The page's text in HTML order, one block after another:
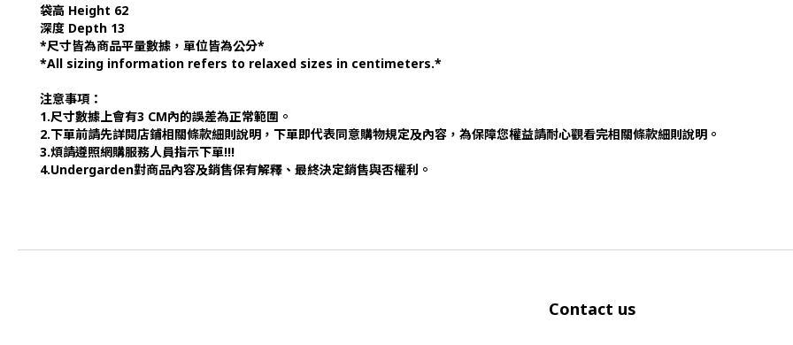
袋高 Height 62
深度 Depth 13
*尺寸皆為商品平量數據，單位皆為公分*
*All sizing information refers to relaxed sizes in centimeters.*
注意事項：
1.尺寸數據上會有3 CM內的誤差為正常範圍。
2.下單前請先詳閱店鋪相關條款細則說明，下單即代表同意購物規定及內容，為保障您權益請耐心觀看完相關條款細則說明。
3.煩請遵照網購服務人員指示下單!!!
4.Undergarden對商品內容及銷售保有解釋、最終決定銷售與否權利。
Contact us